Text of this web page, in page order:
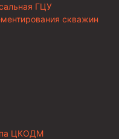
ГЦУ
скважин
ЦКОДМ